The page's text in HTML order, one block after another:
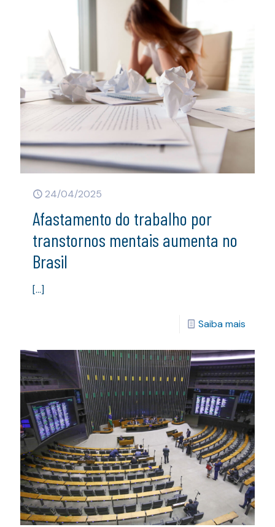
24/04/2025
Afastamento do trabalho por
transtornos mentais aumenta no
Brasil
[…]
Saiba mais